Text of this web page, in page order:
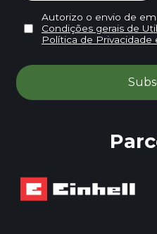
Autorizo o envio de
Condições gerais de
Política de